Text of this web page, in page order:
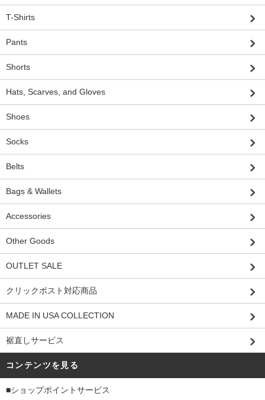
T-Shirts
Pants
Shorts
Hats, Scarves, and Gloves
Shoes
Socks
Belts
Bags & Wallets
Accessories
Other Goods
OUTLET SALE
クリックポスト対応商品
MADE IN USA COLLECTION
裾直しサービス
コンテンツを見る
■ショップポイントサービス